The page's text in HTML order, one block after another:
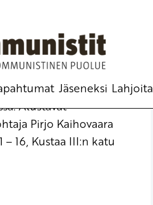
Jäseneksi Lahjoita
Alustavat
Pirjo Kaihovaara
16, Kustaa III:n katu